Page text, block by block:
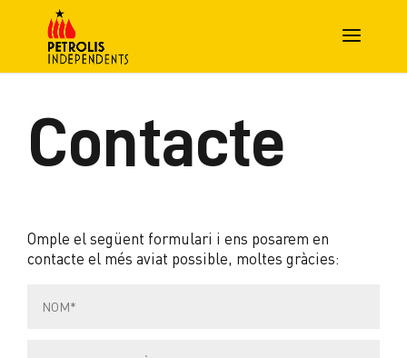
Contacte
Omple el següent formulari i ens posarem en
contacte el més aviat possible, moltes gràcies: